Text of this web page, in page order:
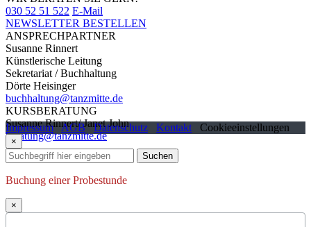
030 52 51 522 E-Mail
NEWSLETTER BESTELLEN
ANSPRECHPARTNER
Susanne Rinnert
Künstlerische Leitung
Sekretariat / Buchhaltung
Dörte Heisinger
buchhaltung@tanzmitte.de
KURSBERATUNG
Susanne Rinnert/ Janet John
beratung@tanzmitte.de
Impressum AGB Datenschutz Kontakt Cookieeinstellungen
×
Suchen
Buchung einer Probestunde
×